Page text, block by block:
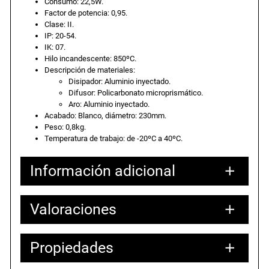
a
e
r
a
:
6
5
,
7
,
3
2
Factor de potencia: 0,95.
Clase: II.
IP: 20-54.
IK: 07.
Hilo incandescente: 850ºC.
Descripción de materiales:
Disipador: Aluminio inyectado.
Difusor: Policarbonato microprismático.
Aro: Aluminio inyectado.
Acabado: Blanco, diámetro: 230mm.
Peso: 0,8kg.
Temperatura de trabajo: de -20ºC a 40ºC.
Información adicional
Atributos Valor
Peso 0,90000 kg
Dimensiones
24,00000 × 24,00000 × 10,00000
Valoraciones
0 valoraciones en
Propiedades